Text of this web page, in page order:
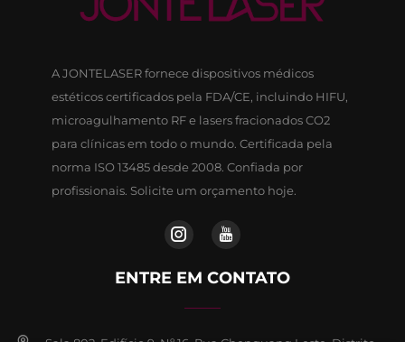
A JONTELASER fornece dispositivos médicos
estéticos certificados pela FDA/CE, incluindo HIFU,
microagulhamento RF e lasers fracionados CO2
para clínicas em todo o mundo. Certificada pela
norma ISO 13485 desde 2008. Confiada por
profissionais. Solicite um orçamento hoje.
ENTRE EM CONTATO